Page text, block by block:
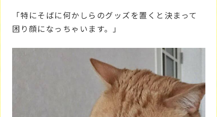
「特にそばに何かしらのグッズを置くと決まって
困り顔になっちゃいます。」